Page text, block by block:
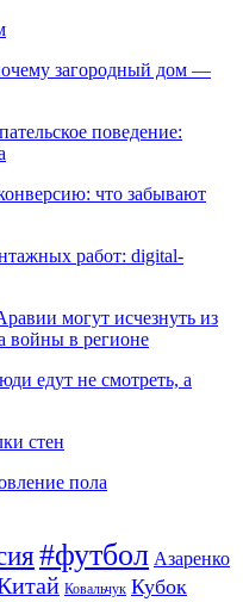
загородный дом —
поведение:
что забывают
работ: digital-
могут исчезнуть из
войны в регионе
едут не смотреть, а
стен
пола
#футбол Азаренко
Ковальчук Кубок